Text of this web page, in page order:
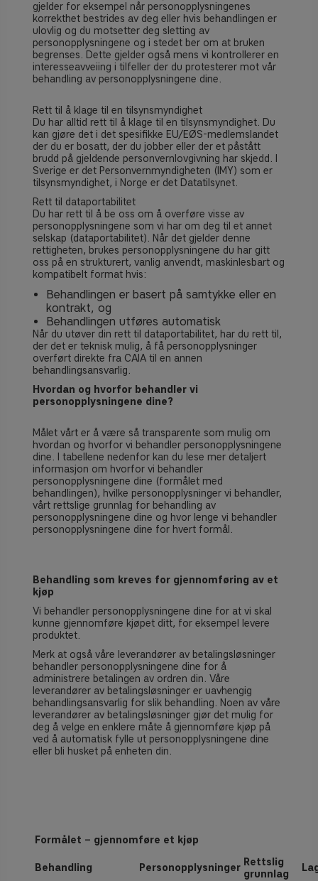
gjelder for eksempel når personopplysningenes
korrekthet bestrides av deg eller hvis behandlingen er
ulovlig og du motsetter deg sletting av
personopplysningene og i stedet ber om at bruken
begrenses. Dette gjelder også mens vi kontrollerer en
interesseavveiing i tilfeller der du protesterer mot vår
behandling av personopplysningene dine.
Rett til å klage til en tilsynsmyndighet
Du har alltid rett til å klage til en tilsynsmyndighet. Du
kan gjøre det i det spesifikke EU/EØS-medlemslandet
der du er bosatt, der du jobber eller der et påstått
brudd på gjeldende personvernlovgivning har skjedd. I
Sverige er det Personvernmyndigheten (IMY) som er
tilsynsmyndighet, i Norge er det Datatilsynet.
Rett til dataportabilitet
Du har rett til å be oss om å overføre visse av
personopplysningene som vi har om deg til et annet
selskap (dataportabilitet). Når det gjelder denne
rettigheten, brukes personopplysningene du har gitt
oss på en strukturert, vanlig anvendt, maskinlesbart og
kompatibelt format hvis:
Behandlingen er basert på samtykke eller en
kontrakt, og
Behandlingen utføres automatisk
Når du utøver din rett til dataportabilitet, har du rett til,
der det er teknisk mulig, å få personopplysninger
overført direkte fra CAIA til en annen
behandlingsansvarlig.
Hvordan og hvorfor behandler vi
personopplysningene dine?
Målet vårt er å være så transparente som mulig om
hvordan og hvorfor vi behandler personopplysningene
dine. I tabellene nedenfor kan du lese mer detaljert
informasjon om hvorfor vi behandler
personopplysningene dine (formålet med
behandlingen), hvilke personopplysninger vi behandler,
vårt rettslige grunnlag for behandling av
personopplysningene dine og hvor lenge vi behandler
personopplysningene dine for hvert formål.
Behandling som kreves for gjennomføring av et
kjøp
Vi behandler personopplysningene dine for at vi skal
kunne gjennomføre kjøpet ditt, for eksempel levere
produktet.
Merk at også våre leverandører av betalingsløsninger
behandler personopplysningene dine for å
administrere betalingen av ordren din. Våre
leverandører av betalingsløsninger er uavhengig
behandlingsansvarlig for slik behandling. Noen av våre
leverandører av betalingsløsninger gjør det mulig for
deg å velge en enklere måte å gjennomføre kjøp på
ved å automatisk fylle ut personopplysningene dine
eller bli husket på enheten din.
Formålet − gjennomføre et kjøp
Behandling Personopplysninger Rettslig
grunnlag